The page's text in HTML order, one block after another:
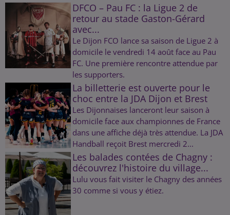
DFCO – Pau FC : la Ligue 2 de
retour au stade Gaston-Gérard
avec...
Le Dijon FCO lance sa saison de Ligue 2 à
domicile le vendredi 14 août face au Pau
FC. Une première rencontre attendue par
les supporters.
La billetterie est ouverte pour le
choc entre la JDA Dijon et Brest
Les Dijonnaises lanceront leur saison à
domicile face aux championnes de France
dans une affiche déjà très attendue. La JDA
Handball reçoit Brest mercredi 2...
Les balades contées de Chagny :
découvrez l'histoire du village...
Lulu vous fait visiter le Chagny des années
30 comme si vous y étiez.